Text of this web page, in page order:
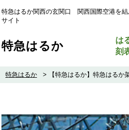
特急はるか関西の玄関口 関西国際空港を
サイト
特急はるか
は
刻
特急はるか > 【特急はるか】特急はる